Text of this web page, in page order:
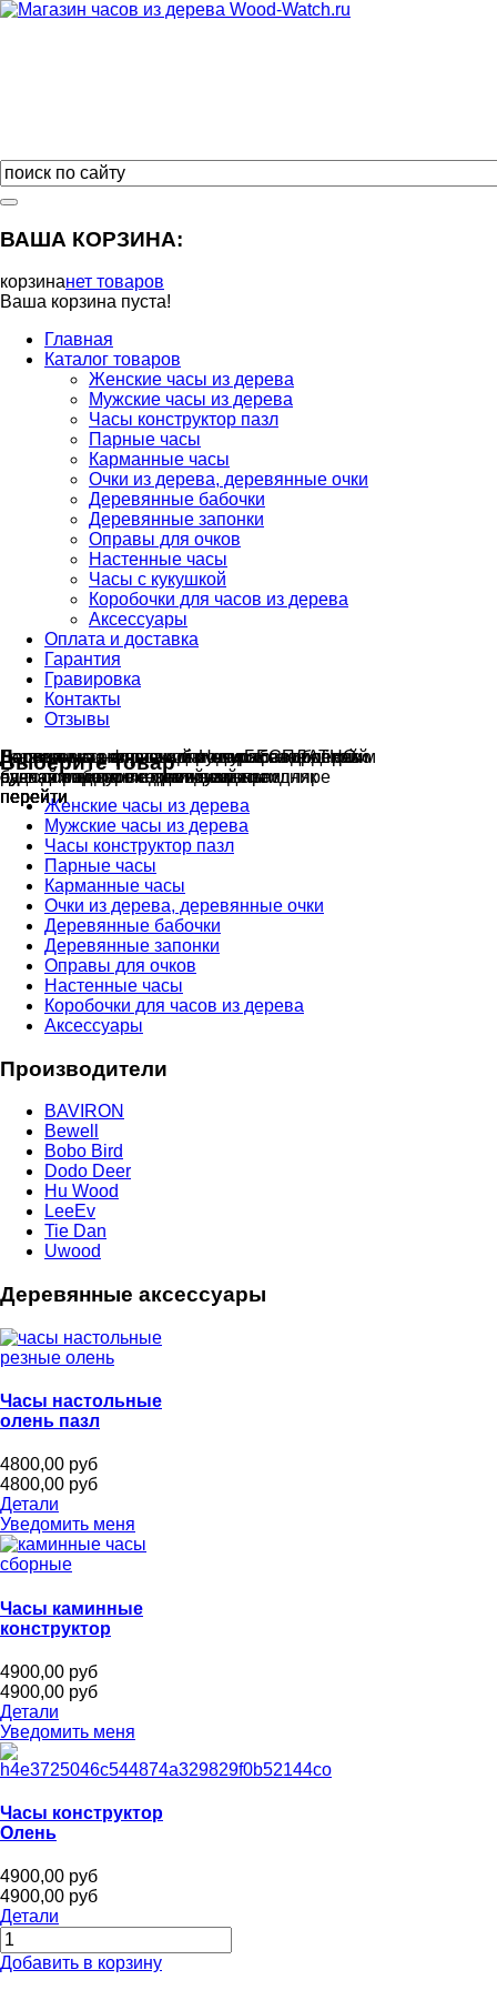
ВАША КОРЗИНА:
корзинанет товаров
Ваша корзина пуста!
Главная
Каталог товаров
Женские часы из дерева
Мужские часы из дерева
Часы конструктор пазл
Парные часы
Карманные часы
Очки из дерева, деревянные очки
Деревянные бабочки
Деревянные запонки
Оправы для очков
Настенные часы
Часы с кукушкой
Коробочки для часов из дерева
Аксессуары
Оплата и доставка
Гарантия
Гравировка
Контакты
Отзывы
Гравировка на часахобычнаяБЕСПЛАТНО
сделай подарок индивидуальным
перейти
Деревянные флешкии ручкис гравировкой
сделаем подарок эксклюзивным
перейти
Настенные резныечасыНатуральное дерево
ручная работа в единичном экземпляре
перейти
Парные часыотличный подарок влюблённым
на годовщину или семейный праздник
перейти
Деревянные оправыдля очковбез диоптрий
будь стильным всегда и везде
перейти
Выберите товар
Женские часы из дерева
Мужские часы из дерева
Часы конструктор пазл
Парные часы
Карманные часы
Очки из дерева, деревянные очки
Деревянные бабочки
Деревянные запонки
Оправы для очков
Настенные часы
Коробочки для часов из дерева
Аксессуары
Производители
BAVIRON
Bewell
Bobo Bird
Dodo Deer
Hu Wood
LeeEv
Tie Dan
Uwood
Деревянные аксессуары
Часы настольные
олень пазл
4800,00 руб
4800,00 руб
Детали
Уведомить меня
Часы каминные
конструктор
4900,00 руб
4900,00 руб
Детали
Уведомить меня
Часы конструктор
Олень
4900,00 руб
4900,00 руб
Детали
Добавить в корзину